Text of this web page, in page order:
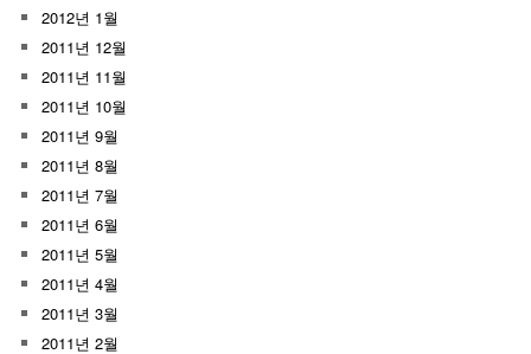
2012년 1월
2011년 12월
2011년 11월
2011년 10월
2011년 9월
2011년 8월
2011년 7월
2011년 6월
2011년 5월
2011년 4월
2011년 3월
2011년 2월